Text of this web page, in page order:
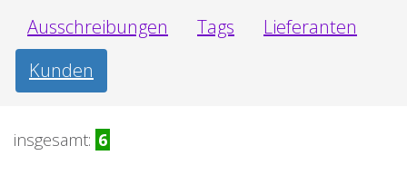
Ausschreibungen Tags
Lieferanten
Kunden
insgesamt: 6